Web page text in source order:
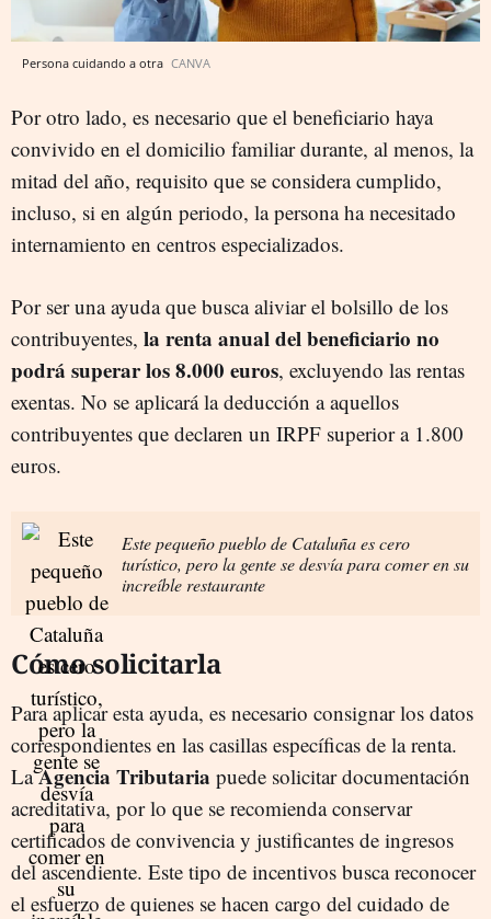
Persona cuidando a otra CANVA
Por otro lado, es necesario que el beneficiario haya
convivido en el domicilio familiar durante, al menos, la
mitad del año, requisito que se considera cumplido,
incluso, si en algún periodo, la persona ha necesitado
internamiento en centros especializados.
Por ser una ayuda que busca aliviar el bolsillo de los
contribuyentes, la renta anual del beneficiario no
podrá superar los 8.000 euros, excluyendo las rentas
exentas. No se aplicará la deducción a aquellos
contribuyentes que declaren un IRPF superior a 1.800
euros.
Este pequeño pueblo de Cataluña es cero
turístico, pero la gente se desvía para comer en su
increíble restaurante
Cómo solicitarla
Para aplicar esta ayuda, es necesario consignar los datos
correspondientes en las casillas específicas de la renta.
LaAgencia Tributaria puede solicitar documentación
acreditativa, por lo que se recomienda conservar
certificados de convivencia y justificantes de ingresos
del ascendiente. Este tipo de incentivos busca reconocer
el esfuerzo de quienes se hacen cargo del cuidado de